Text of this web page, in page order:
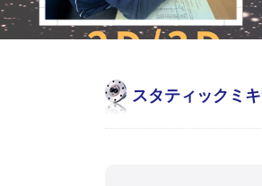
スタティックミ